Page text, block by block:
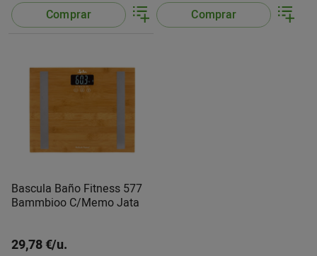
Comprar Comprar
Bascula Baño Fitness 577
Bammbioo C/Memo Jata
29,78 €/u.